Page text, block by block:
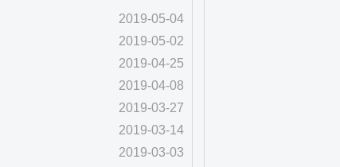
2019-05-04
2019-05-02
2019-04-25
2019-04-08
2019-03-27
2019-03-14
2019-03-03